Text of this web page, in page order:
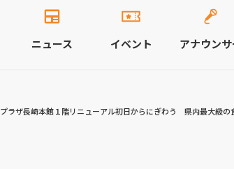
ニュース イベント アナウンサ
ラザ長崎本館１階リニューアル初日からにぎわう 県内最大級の